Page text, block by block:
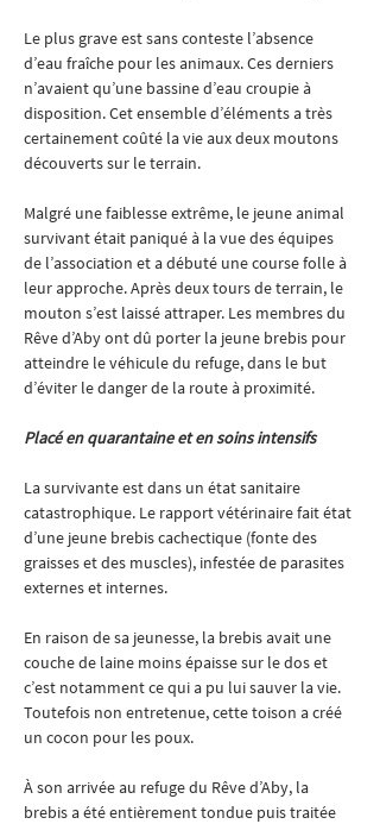
Le plus grave est sans conteste l’absence
d’eau fraîche pour les animaux. Ces derniers
n’avaient qu’une bassine d’eau croupie à
disposition. Cet ensemble d’éléments a très
certainement coûté la vie aux deux moutons
découverts sur le terrain.
Malgré une faiblesse extrême, le jeune animal
survivant était paniqué à la vue des équipes
de l’association et a débuté une course folle à
leur approche. Après deux tours de terrain, le
mouton s’est laissé attraper. Les membres du
Rêve d’Aby ont dû porter la jeune brebis pour
atteindre le véhicule du refuge, dans le but
d’éviter le danger de la route à proximité.
Placé en quarantaine et en soins intensifs
La survivante est dans un état sanitaire
catastrophique. Le rapport vétérinaire fait état
d’une jeune brebis cachectique (fonte des
graisses et des muscles), infestée de parasites
externes et internes.
En raison de sa jeunesse, la brebis avait une
couche de laine moins épaisse sur le dos et
c’est notamment ce qui a pu lui sauver la vie.
Toutefois non entretenue, cette toison a créé
un cocon pour les poux.
À son arrivée au refuge du Rêve d’Aby, la
brebis a été entièrement tondue puis traitée